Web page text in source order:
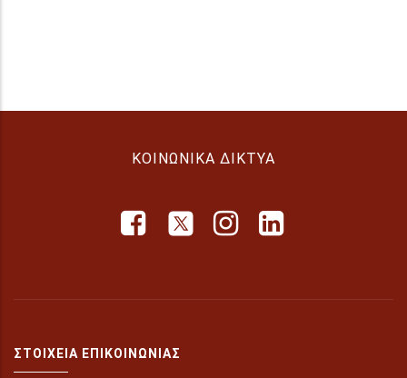
ΚΟΙΝΩΝΙΚΆ ΔΊΚΤΥΑ
ΣΤΟΙΧΕΊΑ ΕΠΙΚΟΙΝΩΝΊΑΣ